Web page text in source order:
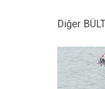
Diğer